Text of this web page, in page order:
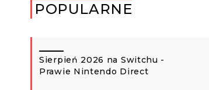
POPULARNE
Sierpień 2026 na Switchu -
Prawie Nintendo Direct